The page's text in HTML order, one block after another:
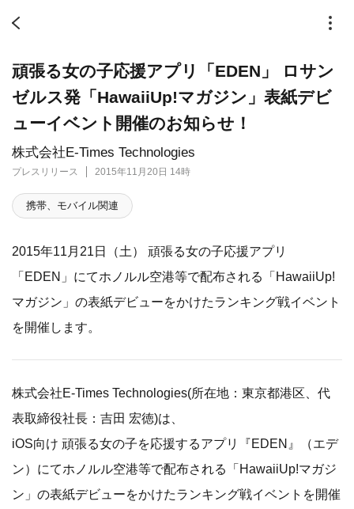
株式会社E-Times Technologies
プレスリリース 2015年11月20日 14時
頑張る女の子応援アプリ「EDEN」 ロサン
ゼルス発「HawaiiUp!マガジン」表紙デビ
ューイベント開催のお知らせ！
携帯、モバイル関連
2015年11月21日（土） 頑張る女の子応援アプリ
「EDEN」にてホノルル空港等で配布される「HawaiiUp!
マガジン」の表紙デビューをかけたランキング戦イベント
を開催します。
株式会社E-Times Technologies(所在地：東京都港区、代
表取締役社長：吉田 宏徳)は、
iOS向け 頑張る女の子を応援するアプリ『EDEN』（エデ
ン）にてホノルル空港等で配布される「HawaiiUp!マガジ
ン」の表紙デビューをかけたランキング戦イベントを開催